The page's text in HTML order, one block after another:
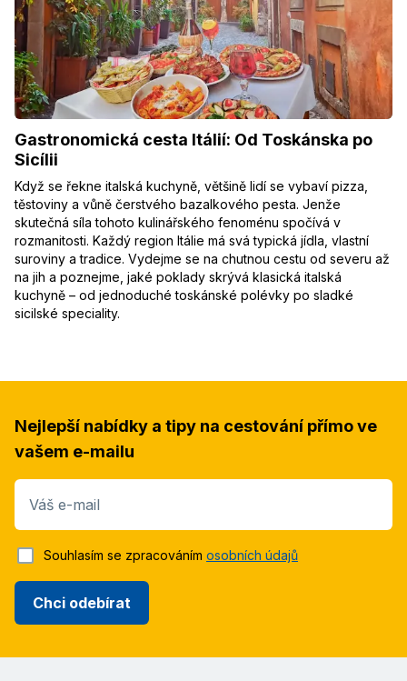
Gastronomická cesta Itálií: Od Toskánska po
Sicílii
Když se řekne italská kuchyně, většině lidí se vybaví pizza,
těstoviny a vůně čerstvého bazalkového pesta. Jenže
skutečná síla tohoto kulinářského fenoménu spočívá v
rozmanitosti. Každý region Itálie má svá typická jídla, vlastní
suroviny a tradice. Vydejme se na chutnou cestu od severu až
na jih a poznejme, jaké poklady skrývá klasická italská
kuchyně – od jednoduché toskánské polévky po sladké
sicilské speciality.
Nejlepší nabídky a tipy na cestování přímo ve
vašem e-mailu
Váš e-mail
Chci odebírat
Souhlasím se zpracováním osobních údajů